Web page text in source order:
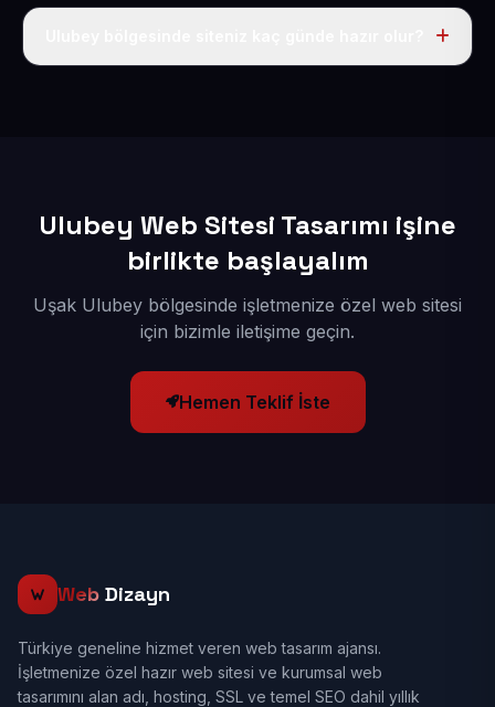
Tek fiyat uygulanır: yıllık 50 USD + KDV. Bu bedele alan
Ulubey Web Sitesi Tasarımı işine
birlikte başlayalım
Uşak Ulubey bölgesinde işletmenize özel web sitesi
için bizimle iletişime geçin.
Hemen Teklif İste
Web Dizayn
Türkiye geneline hizmet veren web tasarım ajansı.
İşletmenize özel hazır web sitesi ve kurumsal web
tasarımını alan adı, hosting, SSL ve temel SEO dahil yıllık